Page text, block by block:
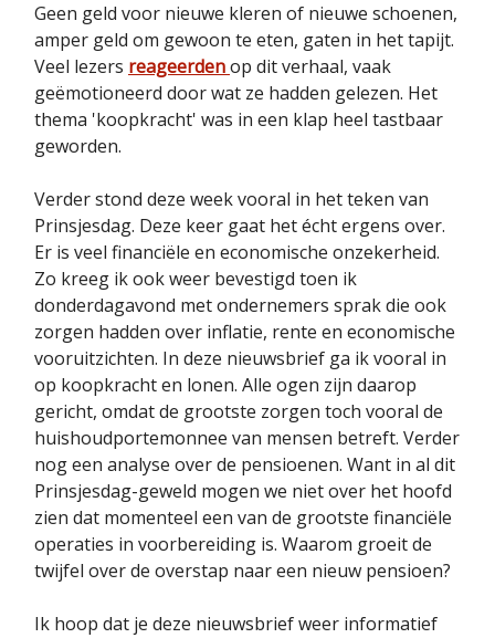
Geen geld voor nieuwe kleren of nieuwe schoenen,
amper geld om gewoon te eten, gaten in het tapijt.
Veel lezers reageerdenop dit verhaal, vaak
geëmotioneerd door wat ze hadden gelezen. Het
thema 'koopkracht' was in een klap heel tastbaar
geworden.
Verder stond deze week vooral in het teken van
Prinsjesdag. Deze keer gaat het écht ergens over.
Er is veel financiële en economische onzekerheid.
Zo kreeg ik ook weer bevestigd toen ik
donderdagavond met ondernemers sprak die ook
zorgen hadden over inflatie, rente en economische
vooruitzichten. In deze nieuwsbrief ga ik vooral in
op koopkracht en lonen. Alle ogen zijn daarop
gericht, omdat de grootste zorgen toch vooral de
huishoudportemonnee van mensen betreft. Verder
nog een analyse over de pensioenen. Want in al dit
Prinsjesdag-geweld mogen we niet over het hoofd
zien dat momenteel een van de grootste financiële
operaties in voorbereiding is. Waarom groeit de
twijfel over de overstap naar een nieuw pensioen?
Ik hoop dat je deze nieuwsbrief weer informatief